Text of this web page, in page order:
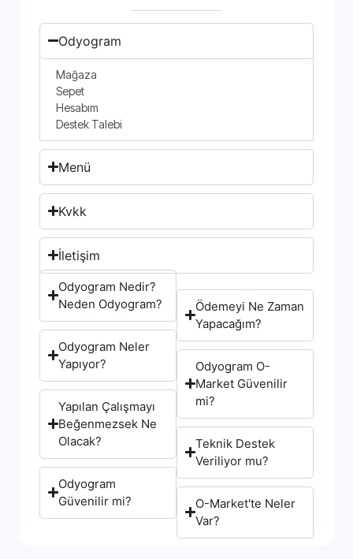
Odyogram
Mağaza
Sepet
Hesabım
Destek Talebi
Menü
Kvkk
İletişim
Odyogram Nedir?
Neden Odyogram?
Odyogram Neler
Yapıyor?
Yapılan Çalışmayı
Beğenmezsek Ne
Olacak?
Odyogram
Güvenilir mi?
Ödemeyi Ne Zaman
Yapacağım?
Odyogram O-
Market Güvenilir
mi?
Teknik Destek
Veriliyor mu?
O-Market'te Neler
Var?